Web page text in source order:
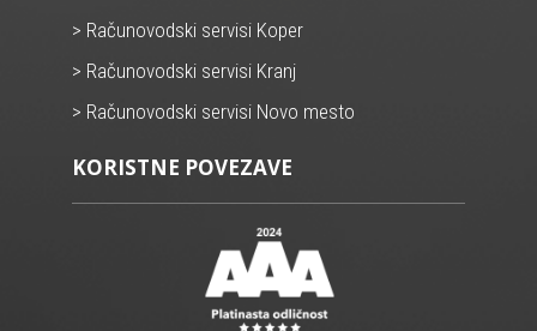
> Računovodski servisi Koper
> Računovodski servisi Kranj
> Računovodski servisi Novo mesto
KORISTNE POVEZAVE